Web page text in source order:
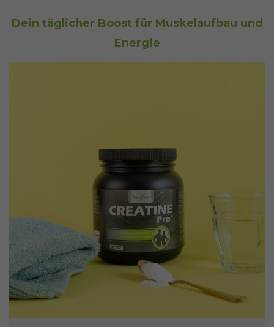
Dein täglicher Boost für Muskelaufbau und
Energie